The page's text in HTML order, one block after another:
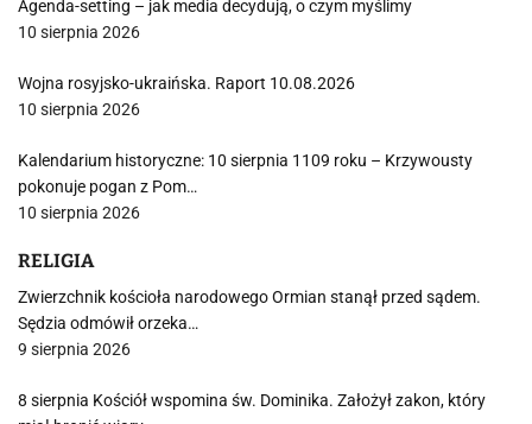
Agenda-setting – jak media decydują, o czym myślimy
10 sierpnia 2026
Wojna rosyjsko-ukraińska. Raport 10.08.2026
10 sierpnia 2026
Kalendarium historyczne: 10 sierpnia 1109 roku – Krzywousty
pokonuje pogan z Pom…
10 sierpnia 2026
RELIGIA
Zwierzchnik kościoła narodowego Ormian stanął przed sądem.
Sędzia odmówił orzeka…
9 sierpnia 2026
8 sierpnia Kościół wspomina św. Dominika. Założył zakon, który